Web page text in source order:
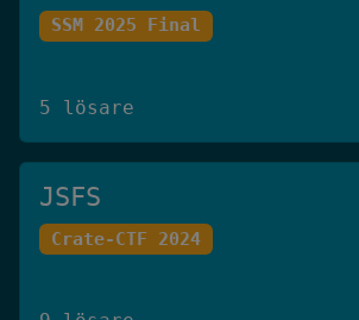
SSM 2025 Final
5 lösare
JSFS
Crate-CTF 2024